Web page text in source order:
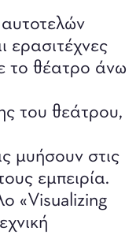
ερασιτέχνες
το θέατρο άνω
του θεάτρου,
μυήσουν στις
εμπειρία.
«Visualizing